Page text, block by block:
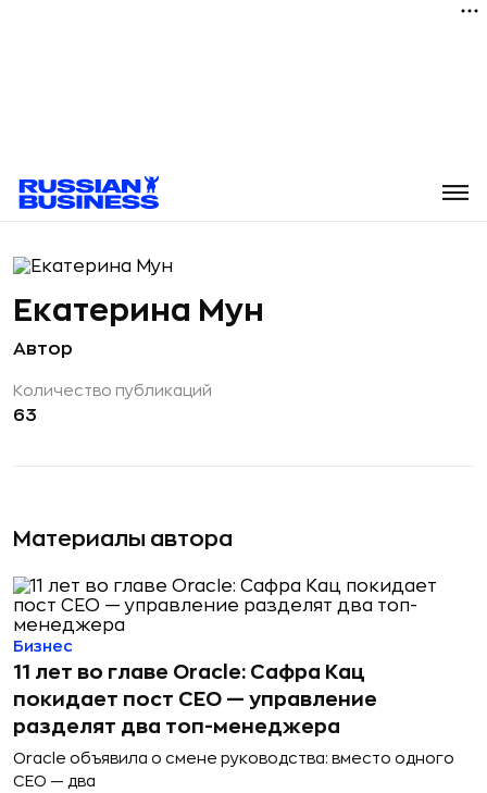
Материалы автора
11 лет во главе Oracle: Сафра Кац
покидает пост CEO — управление
разделят два топ-менеджера
Oracle объявила о смене руководства: вместо одного
СЕО — два
Бизнес
Екатерина Мун
Автор
Количество публикаций
63